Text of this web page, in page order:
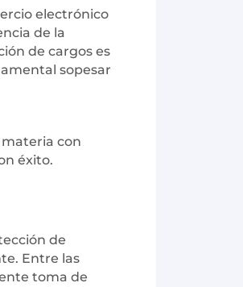
electrónico
de la
de cargos es
sopesar
con
éxito.
de
Entre las
toma de